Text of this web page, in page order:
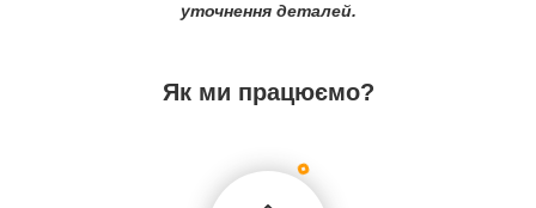
уточнення деталей.
Як ми працюємо?